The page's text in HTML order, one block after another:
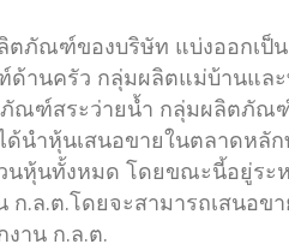
ตภัณฑ์ของบริษัท แบ่งออกเ
านครัว กลุ่มผลิตแม่บ้านแล
ณฑ์สระว่ายน้ำ กลุ่มผลิตภัณฑ์
นำหุ้นเสนอขายในตลาดหลัก
นหุ้นทั้งหมด โดยขณะนี้อยู่ระ
ก.ล.ต.โดยจะสามารถเสนอ
งาน ก.ล.ต.